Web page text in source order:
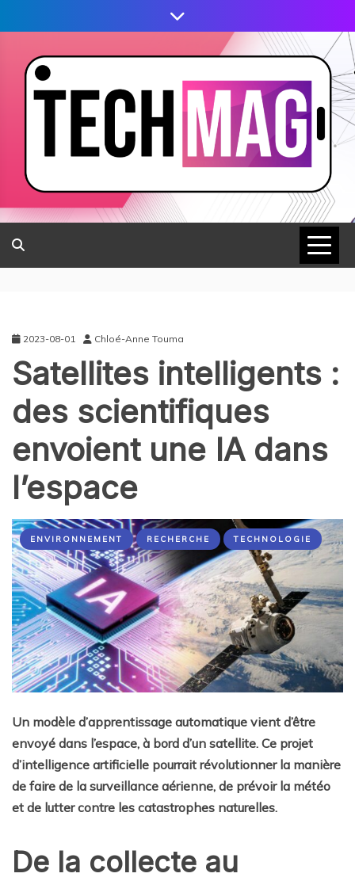
2023-08-01 Chloé-Anne Touma
Satellites intelligents :
des scientifiques
envoient une IA dans
l’espace
ENVIRONNEMENT RECHERCHE TECHNOLOGIE
Un modèle d’apprentissage automatique vient d’être
envoyé dans l’espace, à bord d’un satellite. Ce projet
d’intelligence artificielle pourrait révolutionner la manière
de faire de la surveillance aérienne, de prévoir la météo
et de lutter contre les catastrophes naturelles.
De la collecte au